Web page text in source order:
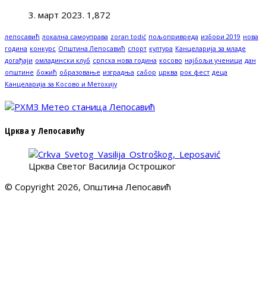
3. март 2023. 1,872
лепосавић локална самоуправа zoran todić пољопривреда избори 2019 нова
година конкурс Општина Лепосавић спорт култура Канцеларија за младе
догађаји омладински клуб српска нова година косово најбољи ученици дан
општине божић образовање изградња сабор црква рок фест деца
Канцеларија за Косово и Метохију
Црква у Лепосавићу
Црква Светог Василија Острошког
© Copyright 2026, Општина Лепосавић